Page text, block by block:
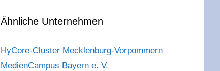
Ähnliche Unternehmen
HyCore-Cluster Mecklenburg-Vorpommern
MedienCampus Bayern e. V.